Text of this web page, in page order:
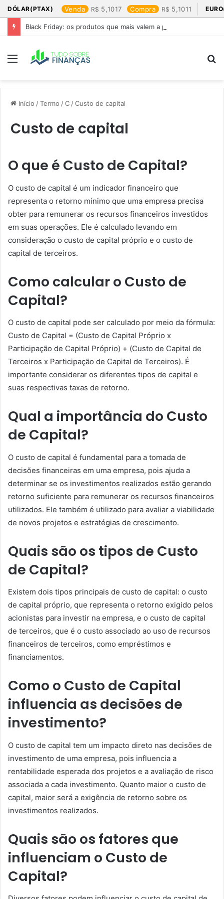
DÓLAR(PTAX) Venda 5,1017 Compra 5,1011
Black Friday: os produtos que mais valem a pena
Menu
Início /Termo /C /Custo de capital
Custo de capital
O que é Custo de Capital?
O custo de capital é um indicador financeiro que
representa o retorno mínimo que uma empresa precisa
obter para remunerar os recursos financeiros investidos
em suas operações. Ele é calculado levando em
consideração o custo de capital próprio e o custo de
capital de terceiros.
Como calcular o Custo de
Capital?
O custo de capital pode ser calculado por meio da fórmula:
Custo de Capital = (Custo de Capital Próprio x
Participação de Capital Próprio) + (Custo de Capital de
Terceiros x Participação de Capital de Terceiros). É
importante considerar os diferentes tipos de capital e
suas respectivas taxas de retorno.
Qual a importância do Custo
de Capital?
O custo de capital é fundamental para a tomada de
decisões financeiras em uma empresa, pois ajuda a
determinar se os investimentos realizados estão gerando
retorno suficiente para remunerar os recursos financeiros
utilizados. Ele também é utilizado para avaliar a viabilidade
de novos projetos e estratégias de crescimento.
Quais são os tipos de Custo
de Capital?
Existem dois tipos principais de custo de capital: o custo
de capital próprio, que representa o retorno exigido pelos
acionistas para investir na empresa, e o custo de capital
de terceiros, que é o custo associado ao uso de recursos
financeiros de terceiros, como empréstimos e
financiamentos.
Como o Custo de Capital
influencia as decisões de
investimento?
O custo de capital tem um impacto direto nas decisões de
investimento de uma empresa, pois influencia a
rentabilidade esperada dos projetos e a avaliação de risco
associada a cada investimento. Quanto maior o custo de
capital, maior será a exigência de retorno sobre os
investimentos realizados.
Quais são os fatores que
influenciam o Custo de
Capital?